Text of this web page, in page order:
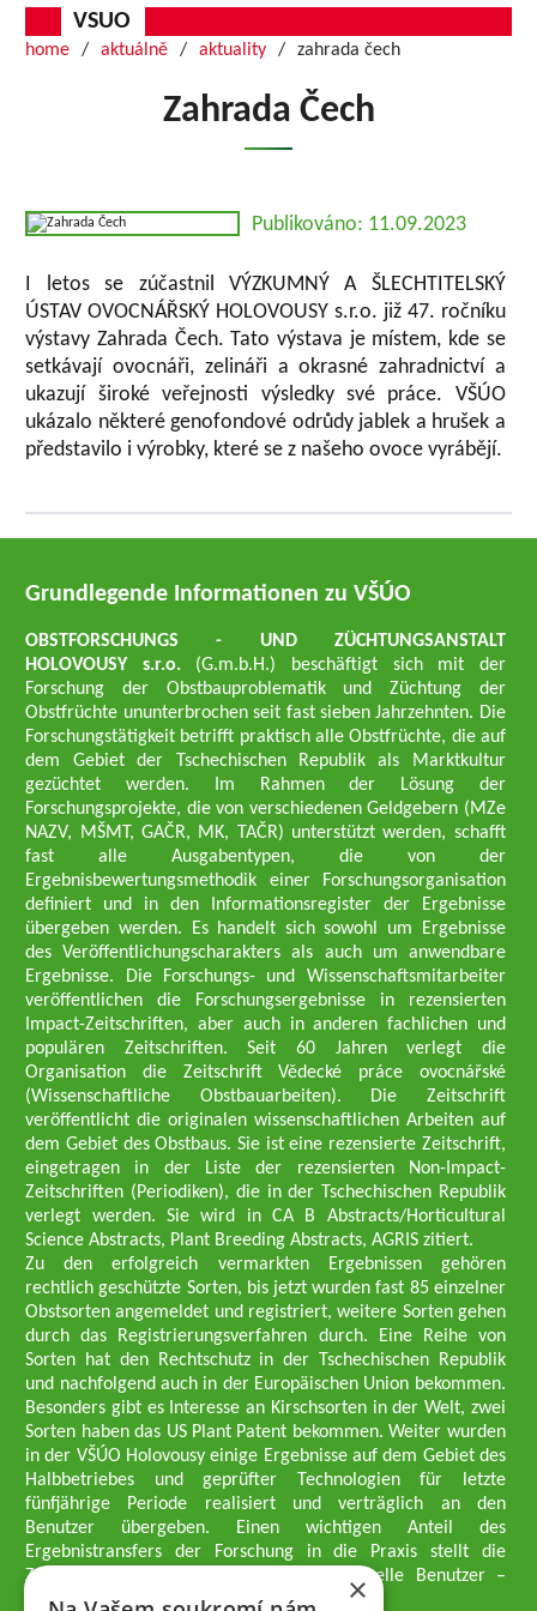
VSUO
home aktuálně aktuality zahrada čech
Zahrada Čech
Publikováno: 11.09.2023
I letos se zúčastnil VÝZKUMNÝ A ŠLECHTITELSKÝ
ÚSTAV OVOCNÁŘSKÝ HOLOVOUSY s.r.o. již 47. ročníku
výstavy Zahrada Čech. Tato výstava je místem, kde se
setkávají ovocnáři, zelináři a okrasné zahradnictví a
ukazují široké veřejnosti výsledky své práce. VŠÚO
ukázalo některé genofondové odrůdy jablek a hrušek a
představilo i výrobky, které se z našeho ovoce vyrábějí.
Grundlegende Informationen zu VŠÚO
OBSTFORSCHUNGS - UND ZÜCHTUNGSANSTALT
HOLOVOUSY s.r.o. (G.m.b.H.) beschäftigt sich mit der
Forschung der Obstbauproblematik und Züchtung der
Obstfrüchte ununterbrochen seit fast sieben Jahrzehnten. Die
Forschungstätigkeit betrifft praktisch alle Obstfrüchte, die auf
dem Gebiet der Tschechischen Republik als Marktkultur
gezüchtet werden. Im Rahmen der Lösung der
Forschungsprojekte, die von verschiedenen Geldgebern (MZe
NAZV, MŠMT, GAČR, MK, TAČR) unterstützt werden, schafft
fast alle Ausgabentypen, die von der
Ergebnisbewertungsmethodik einer Forschungsorganisation
definiert und in den Informationsregister der Ergebnisse
übergeben werden. Es handelt sich sowohl um Ergebnisse
des Veröffentlichungscharakters als auch um anwendbare
Ergebnisse. Die Forschungs- und Wissenschaftsmitarbeiter
veröffentlichen die Forschungsergebnisse in rezensierten
Impact-Zeitschriften, aber auch in anderen fachlichen und
populären Zeitschriften. Seit 60 Jahren verlegt die
Organisation die Zeitschrift Vědecké práce ovocnářské
(Wissenschaftliche Obstbauarbeiten). Die Zeitschrift
veröffentlicht die originalen wissenschaftlichen Arbeiten auf
dem Gebiet des Obstbaus. Sie ist eine rezensierte Zeitschrift,
eingetragen in der Liste der rezensierten Non-Impact-
Zeitschriften (Periodiken), die in der Tschechischen Republik
verlegt werden. Sie wird in CA B Abstracts/Horticultural
Science Abstracts, Plant Breeding Abstracts, AGRIS zitiert.
Zu den erfolgreich vermarkten Ergebnissen gehören
rechtlich geschützte Sorten, bis jetzt wurden fast 85 einzelner
Obstsorten angemeldet und registriert, weitere Sorten gehen
durch das Registrierungsverfahren durch. Eine Reihe von
Sorten hat den Rechtschutz in der Tschechischen Republik
und nachfolgend auch in der Europäischen Union bekommen.
Besonders gibt es Interesse an Kirschsorten in der Welt, zwei
Sorten haben das US Plant Patent bekommen. Weiter wurden
in der VŠÚO Holovousy einige Ergebnisse auf dem Gebiet des
Halbbetriebes und geprüfter Technologien für letzte
fünfjährige Periode realisiert und verträglich an den
Benutzer übergeben. Einen wichtigen Anteil des
Ergebnistransfers der Forschung in die Praxis stellt die
Züchtungsmethodik dar, die an professionelle Benutzer –
professionelle Obstzüchter übergeben wird.
×